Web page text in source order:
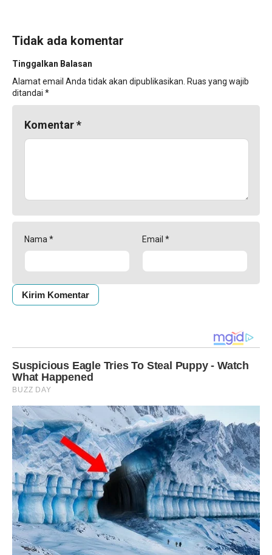
Tidak ada komentar
Tinggalkan Balasan
Alamat email Anda tidak akan dipublikasikan. Ruas yang wajib
ditandai *
Komentar*
Nama * Email *